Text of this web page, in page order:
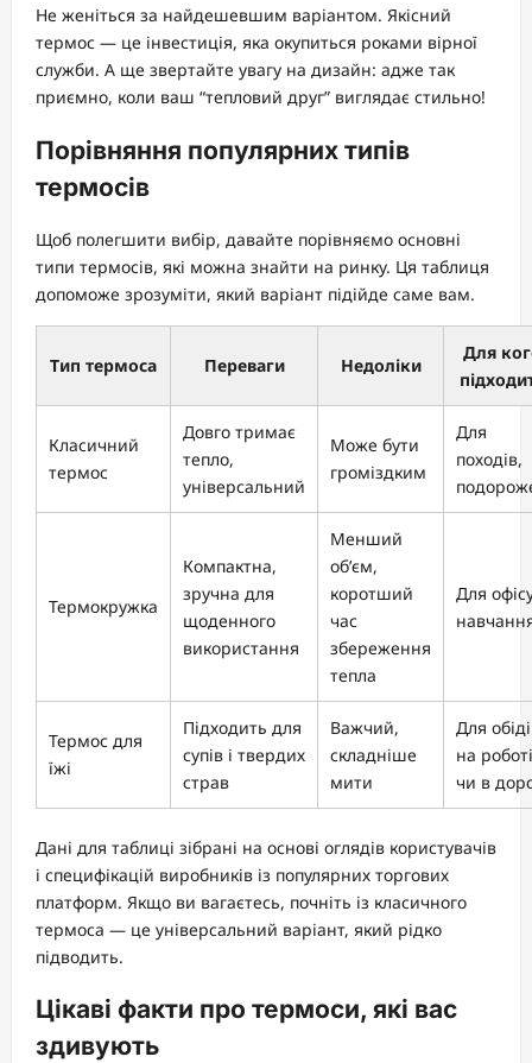
Не женіться за найдешевшим варіантом. Якісний
термос — це інвестиція, яка окупиться роками вірної
служби. А ще звертайте увагу на дизайн: адже так
приємно, коли ваш “тепловий друг” виглядає стильно!
Порівняння популярних типів
термосів
Щоб полегшити вибір, давайте порівняємо основні
типи термосів, які можна знайти на ринку. Ця таблиця
допоможе зрозуміти, який варіант підійде саме вам.
Тип термоса Переваги Недоліки
Для
Класичний
термос
Довго тримає
тепло,
універсальний
Може бути
громіздким
Для
походів,
Термокружка
Компактна,
зручна для
щоденного
використання
Менший
об’єм,
коротший
час
збереження
тепла
Для
Термос для
їжі
Підходить для
супів і твердих
страв
Важчий,
складніше
мити
Для
на роботі
чи в
Дані для таблиці зібрані на основі оглядів користувачів
і специфікацій виробників із популярних торгових
платформ. Якщо ви вагаєтесь, почніть із класичного
термоса — це універсальний варіант, який рідко
підводить.
Цікаві факти про термоси, які вас
здивують